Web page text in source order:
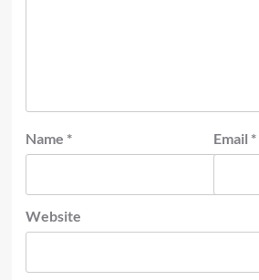
Name * Email *
Website